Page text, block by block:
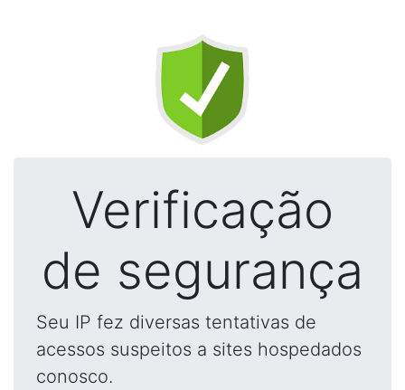
Verificação
de segurança
Seu IP fez diversas tentativas de
acessos suspeitos a sites hospedados
conosco.